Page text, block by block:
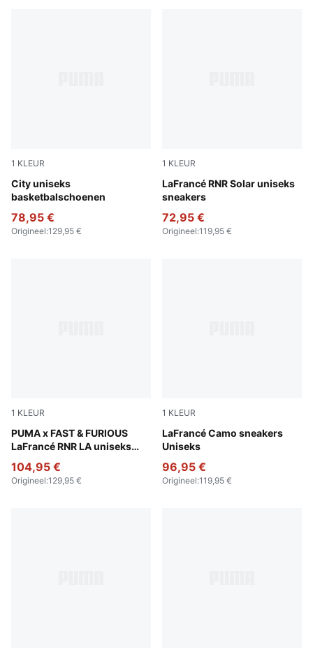
1 KLEUR
City uniseks
basketbalschoenen
Poppy Pink-Rose Dust
78,95 €
Origineel:129,95 €
1 KLEUR
LaFrancé RNR Solar uniseks
sneakers
Flat Light Gray-Sunset
72,95 €
Origineel:119,95 €
1 KLEUR
PUMA x FAST & FURIOUS
LaFrancé RNR LA uniseks
PUMA Black-Bright Mango Yellow
104,95 €
Origineel:129,95 €
1 KLEUR
LaFrancé Camo sneakers
Uniseks
Avocado Green-Fizzy Light
96,95 €
Origineel:119,95 €